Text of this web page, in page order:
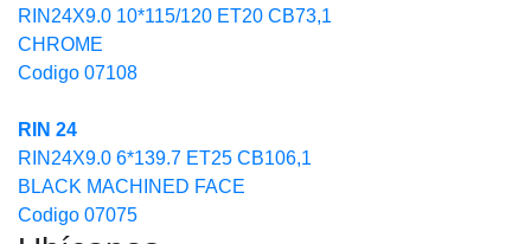
RIN24X9.0 10*115/120 ET20 CB73,1
CHROME
Codigo 07108
RIN 24
RIN24X9.0 6*139.7 ET25 CB106,1
BLACK MACHINED FACE
Codigo 07075